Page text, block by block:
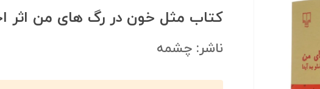
کتاب مثل خون در رگ های من اثر
ناشر: چشمه